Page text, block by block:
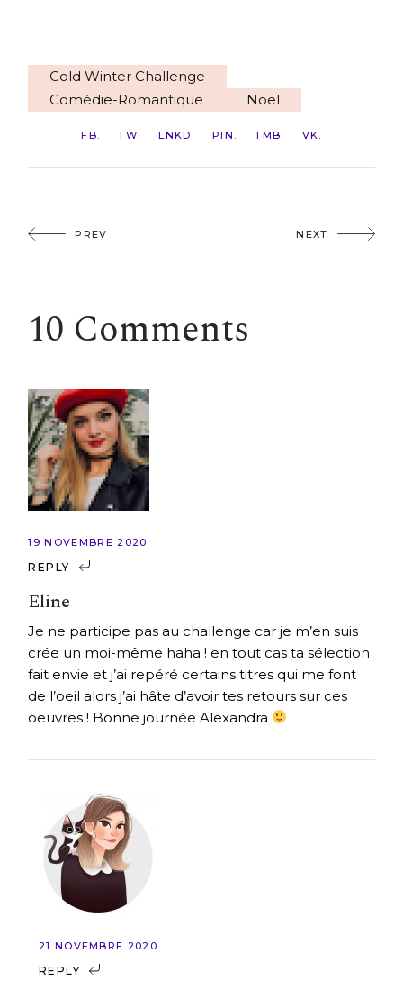
Cold Winter Challenge
Comédie-Romantique
Noël
FB TW LNKD PIN TMB VK
PREV NEXT
10 Comments
19 NOVEMBRE 2020
REPLY
Eline
Je ne participe pas au challenge car je m’en suis
crée un moi-même haha ! en tout cas ta sélection
fait envie et j’ai repéré certains titres qui me font
de l’oeil alors j’ai hâte d’avoir tes retours sur ces
oeuvres ! Bonne journée Alexandra
21 NOVEMBRE 2020
REPLY